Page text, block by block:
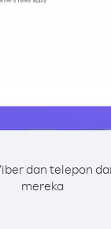
dan telepon
mereka